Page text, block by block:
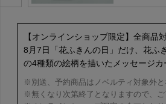
【オンラインショップ限定】全商品
8月7日「花ふきんの日」だけ、花ふ
の4種類の絵柄を描いたメッセージカ
※別送、予約商品はノベルティ対象外と
※無くなり次第終了となりますので、ご